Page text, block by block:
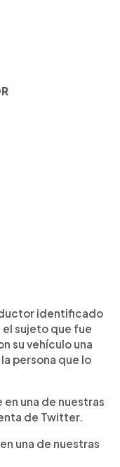
identificado
el sujeto que fue
su vehículo una
persona que lo
una de nuestras
de Twitter.
una de nuestras